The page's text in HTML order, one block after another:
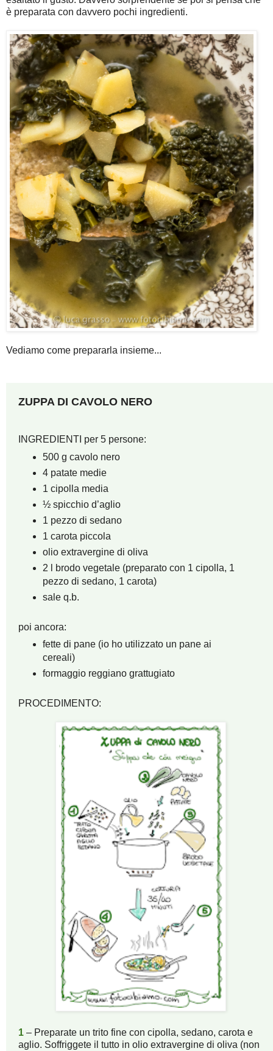
è preparata con davvero pochi ingredienti.
Vediamo come prepararla insieme...
ZUPPA DI CAVOLO NERO
INGREDIENTI per 5 persone:
500 g cavolo nero
4 patate medie
1 cipolla media
½ spicchio d’aglio
1 pezzo di sedano
1 carota piccola
olio extravergine di oliva
2 l brodo vegetale (preparato con 1 cipolla, 1
pezzo di sedano, 1 carota)
sale q.b.
poi ancora:
fette di pane (io ho utilizzato un pane ai
cereali)
formaggio reggiano grattugiato
PROCEDIMENTO:
1 – Preparate un trito fine con cipolla, sedano, carota e
aglio. Soffriggete il tutto in olio extravergine di oliva (non